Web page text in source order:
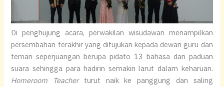
Di penghujung acara, perwakilan wisudawan menampilkan
persembahan terakhir yang ditujukan kepada dewan guru dan
teman seperjuangan berupa pidato 13 bahasa dan paduan
suara sehingga para hadirin semakin larut dalam keharuan.
Homeroom Teacherturut naik ke panggung dan saling